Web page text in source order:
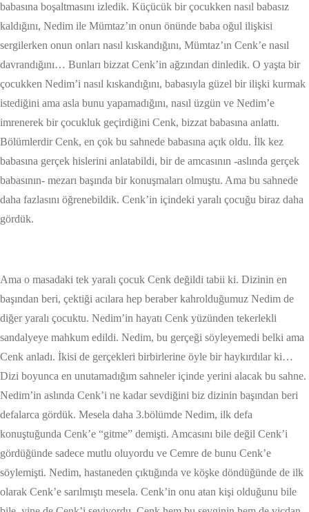
babasına boşaltmasını izledik. Küçücük bir çocukken nasıl babasız
kaldığını, Nedim ile Mümtaz’ın onun önünde baba oğul ilişkisi
sergilerken onun onları nasıl kıskandığını, Mümtaz’ın Cenk’e nasıl
davrandığını… Bunları bizzat Cenk’in ağzından dinledik. O yaşta bir
çocukken Nedim’i nasıl kıskandığını, babasıyla güzel bir ilişki kurmak
istediğini ama asla bunu yapamadığını, nasıl üzgün ve Nedim’e
imrenerek bir çocukluk geçirdiğini Cenk, bizzat babasına anlattı.
Bölümlerdir Cenk, en çok bu sahnede babasına açık oldu. İlk kez
babasına gerçek hislerini anlatabildi, bir de amcasının -aslında gerçek
babasının- mezarı başında bir konuşmaları olmuştu. Ama bu sahnede
daha fazlasını öğrenebildik. Cenk’in içindeki yaralı çocuğu biraz daha
gördük.
Ama o masadaki tek yaralı çocuk Cenk değildi tabii ki. Dizinin en
başından beri, çektiği acılara hep beraber kahrolduğumuz Nedim de
diğer yaralı çocuktu. Nedim’in hayatı Cenk yüzünden tekerlekli
sandalyeye mahkum edildi. Nedim, bu gerçeği söyleyemedi belki ama
Cenk anladı. İkisi de gerçekleri birbirlerine öyle bir haykırdılar ki…
Dizi boyunca en unutamadığım sahneler içinde yerini alacak bu sahne.
Nedim’in aslında Cenk’i ne kadar sevdiğini biz dizinin başından beri
defalarca gördük. Mesela daha 3.bölümde Nedim, ilk defa
konuştuğunda Cenk’e “gitme” demişti. Amcasını bile değil Cenk’i
gördüğünde sadece mutlu oluyordu ve Cemre de bunu Cenk’e
söylemişti. Nedim, hastaneden çıktığında ve köşke döndüğünde de ilk
olarak Cenk’e sarılmıştı mesela. Cenk’in onu atan kişi olduğunu bile